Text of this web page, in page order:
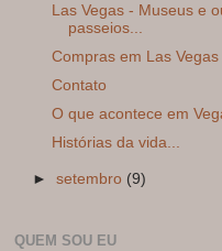
Las Vegas - Museus e
passeios...
Compras em Las Vegas
Contato
O que acontece em
Histórias da vida...
►setembro (9)
QUEM SOU EU